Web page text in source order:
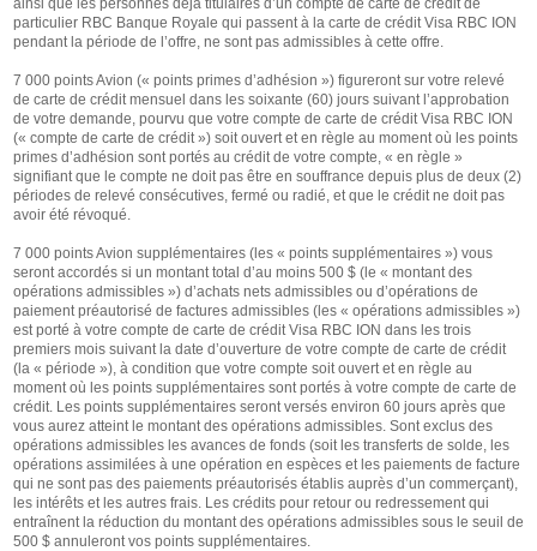
particulier RBC Banque Royale qui passent à la carte de crédit Visa RBC ION
pendant la période de l’offre, ne sont pas admissibles à cette offre.
7 000 points Avion (« points primes d’adhésion ») figureront sur votre relevé
de carte de crédit mensuel dans les soixante (60) jours suivant l’approbation
de votre demande, pourvu que votre compte de carte de crédit Visa RBC ION
(« compte de carte de crédit ») soit ouvert et en règle au moment où les points
primes d’adhésion sont portés au crédit de votre compte, « en règle »
signifiant que le compte ne doit pas être en souffrance depuis plus de deux (2)
périodes de relevé consécutives, fermé ou radié, et que le crédit ne doit pas
avoir été révoqué.
7 000 points Avion supplémentaires (les « points supplémentaires ») vous
seront accordés si un montant total d’au moins 500 $ (le « montant des
opérations admissibles ») d’achats nets admissibles ou d’opérations de
paiement préautorisé de factures admissibles (les « opérations admissibles »)
est porté à votre compte de carte de crédit Visa RBC ION dans les trois
premiers mois suivant la date d’ouverture de votre compte de carte de crédit
(la « période »), à condition que votre compte soit ouvert et en règle au
moment où les points supplémentaires sont portés à votre compte de carte de
crédit. Les points supplémentaires seront versés environ 60 jours après que
vous aurez atteint le montant des opérations admissibles. Sont exclus des
opérations admissibles les avances de fonds (soit les transferts de solde, les
opérations assimilées à une opération en espèces et les paiements de facture
qui ne sont pas des paiements préautorisés établis auprès d’un commerçant),
les intérêts et les autres frais. Les crédits pour retour ou redressement qui
entraînent la réduction du montant des opérations admissibles sous le seuil de
500 $ annuleront vos points supplémentaires.